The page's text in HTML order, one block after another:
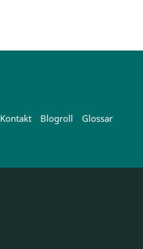
Kontakt Blogroll Glossar